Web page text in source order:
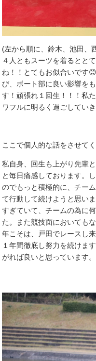
(左から順に、鈴木、池田、
４人ともスーツを着るとと
ね！！とてもお似合いです
び、ボート部に良い影響を
す！頑張れ１回生！！！私
ワフルに明るく過ごしてい
ここで個人的な話をさせてく
私自身、回生も上がり先輩
と毎日痛感しております。
のでもっと積極的に、チー
て行動して続けようと思い
すぎていて、チームの為に
た。また競技面においても
年こそは、戸田でレースし
１年間徹底し努力を続けま
がれば良いと思っています。